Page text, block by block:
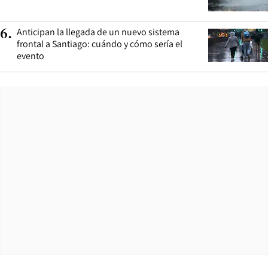
6. Anticipan la llegada de un nuevo sistema
frontal a Santiago: cuándo y cómo sería el
evento